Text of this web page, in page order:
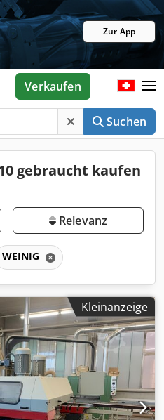
Zur App
Suchen
Verkaufen
gebraucht kaufen
Relevanz
WEINIG
Kleinanzeige